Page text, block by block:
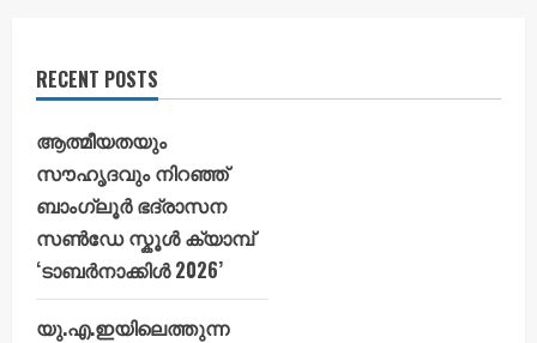
RECENT POSTS
ആത്മീയതയും
സൗഹൃദവും നിറഞ്ഞ്
ബാംഗ്ലൂർ ഭദ്രാസന
സൺഡേ സ്കൂൾ ക്യാമ്പ്
‘ടാബർനാക്കിൾ 2026’
യു.എ.ഇയിലെത്തുന്ന